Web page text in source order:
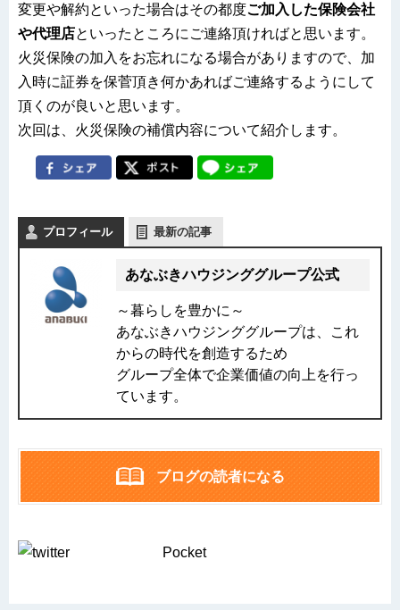
変更や解約といった場合はその都度ご加入した保険会社
や代理店といったところにご連絡頂ければと思います。
火災保険の加入をお忘れになる場合がありますので、加
入時に証券を保菅頂き何かあればご連絡するようにして
頂くのが良いと思います。
次回は、火災保険の補償内容について紹介します。
プロフィール 最新の記事
あなぶきハウジンググループ公式
～暮らしを豊かに～
あなぶきハウジンググループは、これ
からの時代を創造するため
グループ全体で企業価値の向上を行っ
ています。
ブログの読者になる
Pocket